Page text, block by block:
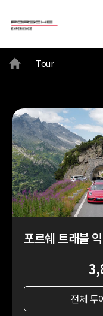
대
메
뉴
Tour
포르쉐 트래블
전체 투